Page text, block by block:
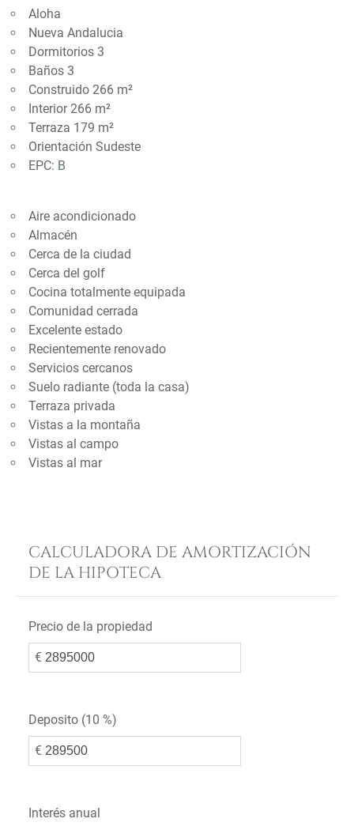
Aloha
Nueva Andalucia
Dormitorios 3
Baños 3
Construido 266 m²
Interior 266 m²
Terraza 179 m²
Orientación Sudeste
EPC: B
Aire acondicionado
Almacén
Cerca de la ciudad
Cerca del golf
Cocina totalmente equipada
Comunidad cerrada
Excelente estado
Recientemente renovado
Servicios cercanos
Suelo radiante (toda la casa)
Terraza privada
Vistas a la montaña
Vistas al campo
Vistas al mar
CALCULADORA DE AMORTIZACIÓN
DE LA HIPOTECA
Precio de la propiedad
€
Deposito (10 %)
€
Interés anual